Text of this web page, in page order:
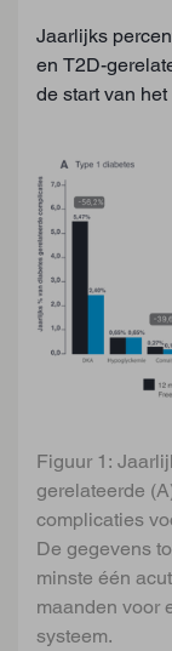
Jaarlijks
en T2D-
de start van
Figuur 1:
gerelateerde
complicaties
De gegevens
minste één
maanden voor
systeem.